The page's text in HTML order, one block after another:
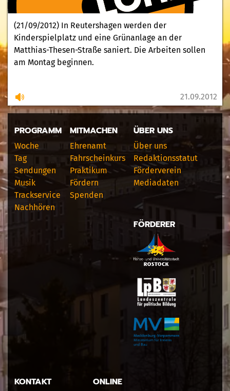
(21/09/2012) In Reutershagen werden der
Kinderspielplatz und eine Grünanlage an der
Matthias-Thesen-Straße saniert. Die Arbeiten sollen
am Montag beginnen.
21.09.2012
PROGRAMM
Woche
Tag
Sendungen
Musik
Trackservice
Nachhören
MITMACHEN
Ehrenamt
Fahrscheinkurs
Praktikum
Fördern
Spenden
ÜBER UNS
Über uns
Redaktionsstatut
Förderverein
Mediadaten
FÖRDERER
KONTAKT ONLINE